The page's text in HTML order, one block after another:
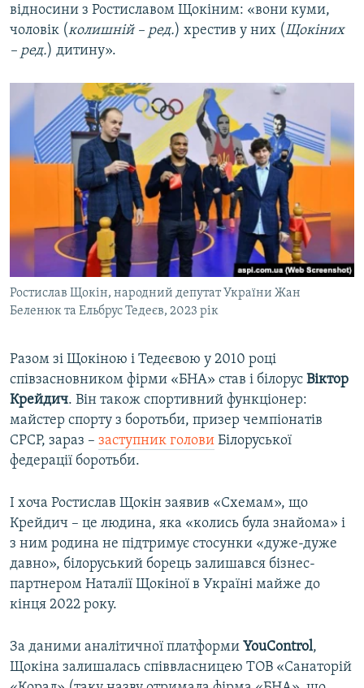
відносини з Ростиславом Щокіним: «вони куми,
чоловік (колишній – ред.) хрестив у них (Щокіних
– ред.) дитину».
Ростислав Щокін, народний депутат України Жан
Беленюк та Ельбрус Тедеєв, 2023 рік
Разом зі Щокіною і Тедеєвою у 2010 році
співзасновником фірми «БНА» став і білорус Віктор
Крейдич. Він також спортивний функціонер:
майстер спорту з боротьби, призер чемпіонатів
СРСР, зараз – заступник голови Білоруської
федерації боротьби.
І хоча Ростислав Щокін заявив «Схемам», що
Крейдич – це людина, яка «колись була знайома» і
з ним родина не підтримує стосунки «дуже-дуже
давно», білоруський борець залишався бізнес-
партнером Наталії Щокіної в Україні майже до
кінця 2022 року.
За даними аналітичної платформи YouControl,
Щокіна залишалась співвласницею ТОВ «Санаторій